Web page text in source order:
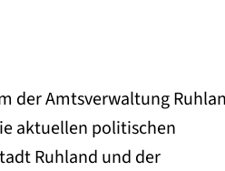
der Amtsverwaltung
aktuellen politischen
Ruhland und der